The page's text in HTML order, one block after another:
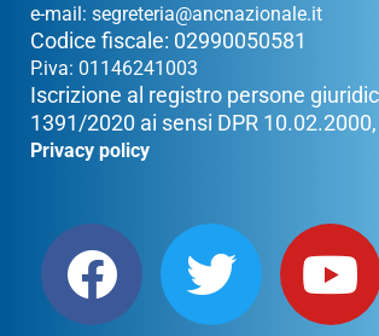
e-mail: segreteria@ancnazionale.it
Codice fiscale: 02990050581
P.iva: 01146241003
Iscrizione al registro persone
1391/2020 ai sensi DPR 10.02.2000,
Privacy policy